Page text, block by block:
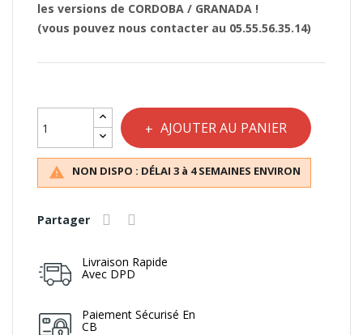
les versions de CORDOBA / GRANADA !
(vous pouvez nous contacter au 05.55.56.35.14)
AJOUTER AU PANIER
 NON DISPO : DÉLAI 3 à 4 SEMAINES ENVIRON
Partager
Livraison Rapide
Avec DPD
Paiement Sécurisé En
CB